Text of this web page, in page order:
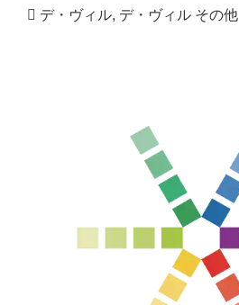
デ・ヴィル, デ・ヴィル その他